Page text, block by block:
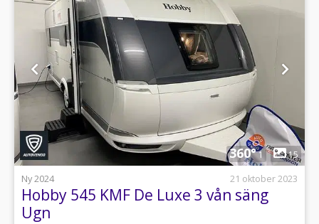
1 360°1
15
Ny 2024
21 oktober 2023
Hobby 545 KMF De Luxe 3 vån säng
Ugn